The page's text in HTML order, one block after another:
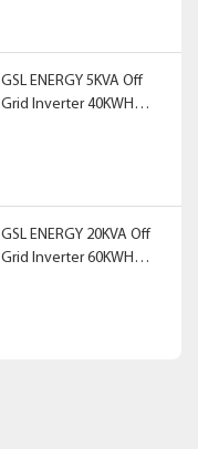
GSL ENERGY 5KVA Off
Grid Inverter 40KWH
GSL ENERGY 20KVA Off
Grid Inverter 60KWH